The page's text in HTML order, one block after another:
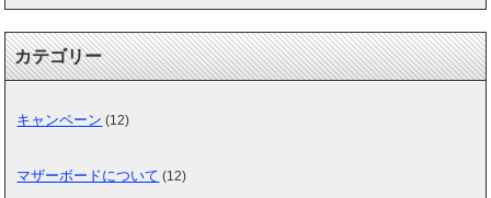
カテゴリー
キャンペーン (12)
マザーボードについて (12)